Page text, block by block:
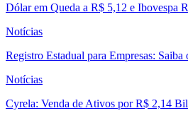
Dólar em Queda a R$ 5,12 e Ibovespa
Notícias
Registro Estadual para Empresas:
Notícias
Cyrela: Venda de Ativos por R$ 2,14